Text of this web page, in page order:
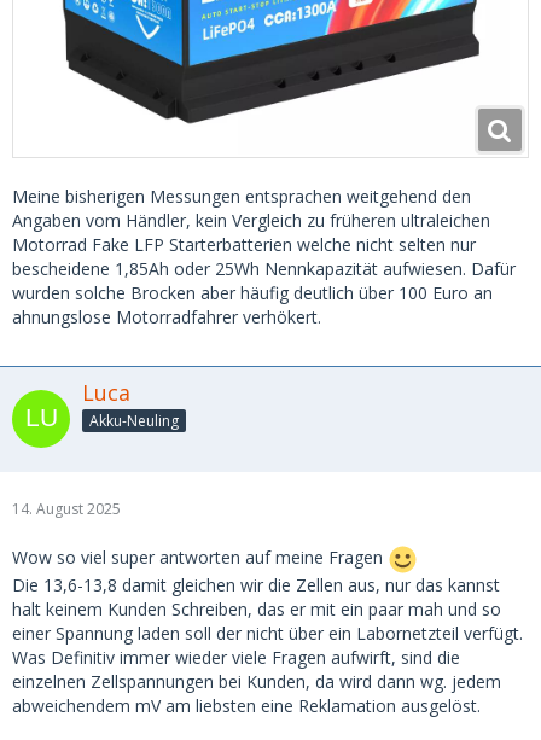
Meine bisherigen Messungen entsprachen weitgehend den
Angaben vom Händler, kein Vergleich zu früheren ultraleichen
Motorrad Fake LFP Starterbatterien welche nicht selten nur
bescheidene 1,85Ah oder 25Wh Nennkapazität aufwiesen. Dafür
wurden solche Brocken aber häufig deutlich über 100 Euro an
ahnungslose Motorradfahrer verhökert.
Luca
Akku-Neuling
14. August 2025
Wow so viel super antworten auf meine Fragen
Die 13,6-13,8 damit gleichen wir die Zellen aus, nur das kannst
halt keinem Kunden Schreiben, das er mit ein paar mah und so
einer Spannung laden soll der nicht über ein Labornetzteil verfügt.
Was Definitiv immer wieder viele Fragen aufwirft, sind die
einzelnen Zellspannungen bei Kunden, da wird dann wg. jedem
abweichendem mV am liebsten eine Reklamation ausgelöst.